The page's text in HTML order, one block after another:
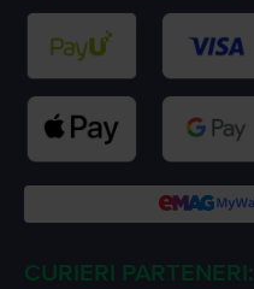
CURIERI PARTENERI: